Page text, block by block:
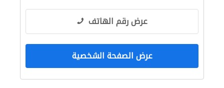
عرض رقم الهاتف
عرض الصفحة الشخصية